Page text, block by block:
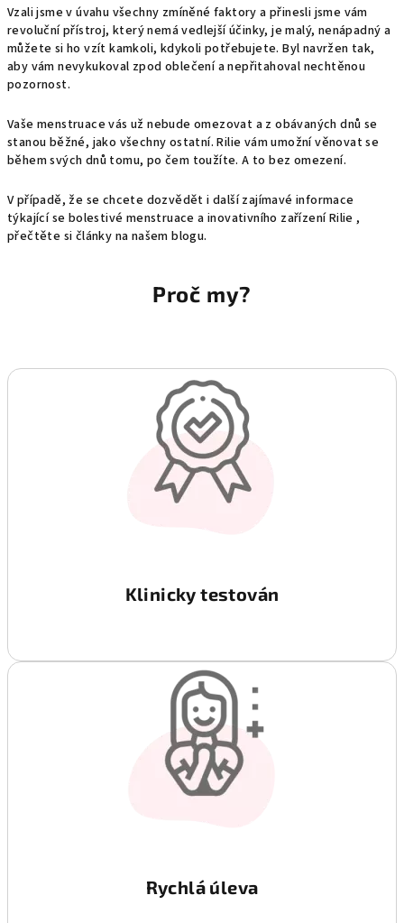
Vzali jsme v úvahu všechny zmíněné faktory a přinesli jsme vám
revoluční přístroj, který nemá vedlejší účinky, je malý, nenápadný a
můžete si ho vzít kamkoli, kdykoli potřebujete. Byl navržen tak,
aby vám nevykukoval zpod oblečení a nepřitahoval nechtěnou
pozornost.
Vaše menstruace vás už nebude omezovat a z obávaných dnů se
stanou běžné, jako všechny ostatní. Rilie vám umožní věnovat se
během svých dnů tomu, po čem toužíte. A to bez omezení.
V případě, že se chcete dozvědět i další zajímavé informace
týkající se bolestivé menstruace a inovativního zařízení Rilie ,
přečtěte si články na našem blogu.
Proč my?
Klinicky testován
Rychlá úleva